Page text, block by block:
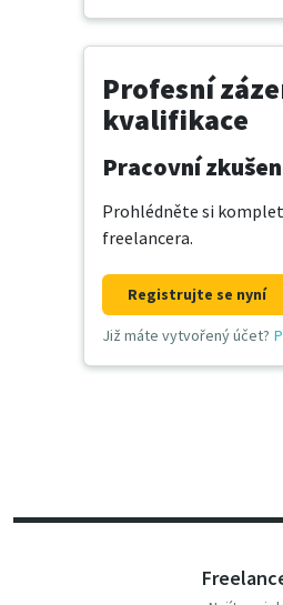
Profesní
kvalifikace
Pracovní
Prohlédněte si
freelancera.
Registrujte se nyní
Již máte vytvořený účet?